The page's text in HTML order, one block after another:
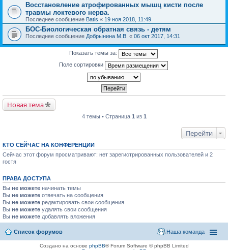
Восстановление атрофированных мышц кисти после
травмы локтевого нерва.
Последнее сообщение Batis « 19 ноя 2018, 11:49
БОС-Биологическая обратная связь - детям
Последнее сообщение Добрынина М.В. « 06 окт 2017, 14:31
Показать темы за:
Поле сортировки
Новая тема
4 темы • Страница 1 из 1
Перейти
КТО СЕЙЧАС НА КОНФЕРЕНЦИИ
Сейчас этот форум просматривают: нет зарегистрированных пользователей и 2
гостя
ПРАВА ДОСТУПА
Вы не можете начинать темы
Вы не можете отвечать на сообщения
Вы не можете редактировать свои сообщения
Вы не можете удалять свои сообщения
Вы не можете добавлять вложения
Список форумов Наша команда
Создано на основе phpBB® Forum Software © phpBB Limited